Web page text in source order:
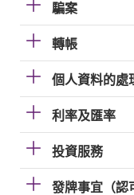
騙案
轉帳
個人資料的處
利率及匯率
投資服務
發牌事宜（認